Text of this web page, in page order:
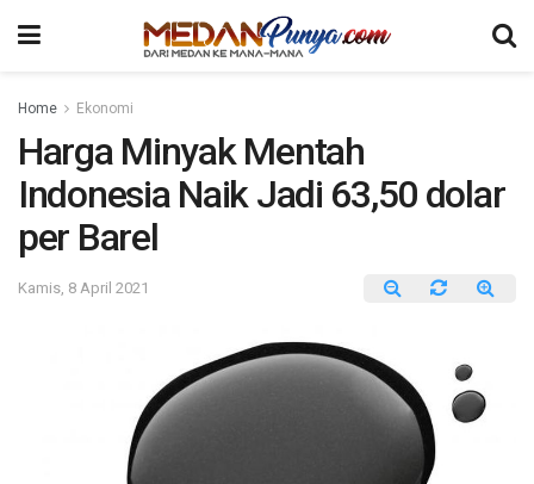
Home Ekonomi
Harga Minyak Mentah
Indonesia Naik Jadi 63,50 dolar
per Barel
Kamis, 8 April 2021